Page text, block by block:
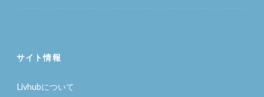
サイト情報
Livhubについて